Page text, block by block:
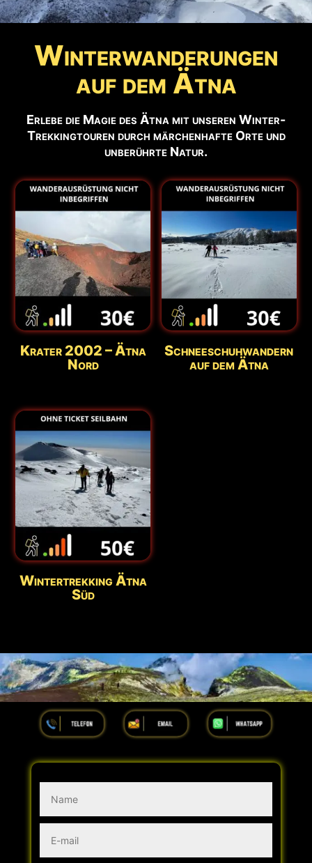
Winterwanderungen
auf dem Ätna
Erlebe die Magie des Ätna mit unseren Winter-
Trekkingtouren durch märchenhafte Orte und
unberührte Natur.
Krater 2002 – Ätna
Nord
Schneeschuhwandern
auf dem Ätna
Wintertrekking Ätna
Süd